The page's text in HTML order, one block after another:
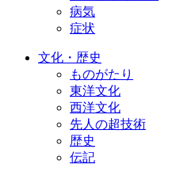
病気
症状
文化・歴史
ものがたり
東洋文化
西洋文化
先人の超技術
歴史
伝記